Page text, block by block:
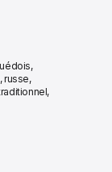
russe,